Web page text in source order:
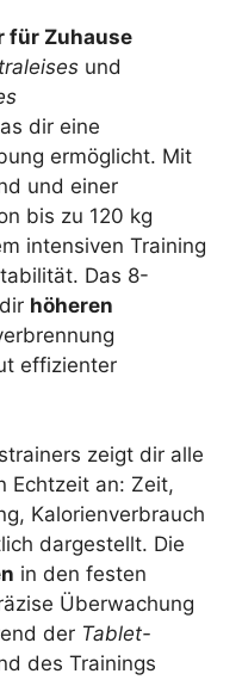
für Zuhause
und
dir eine
ermöglicht. Mit
und einer
bis zu 120 kg
intensiven Training
Das 8-
höheren
effizienter
zeigt dir alle
Echtzeit an: Zeit,
Kalorienverbrauch
dargestellt. Die
in den festen
Überwachung
der Tablet-
des Trainings